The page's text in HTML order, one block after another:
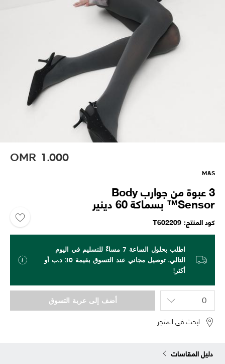
OMR 1.000
M&S
3 عبوة من جوارب Body
Sensor™ بسماكة 60 دينير
كود المنتج T602209
اطلب بحلول الساعة 7 مساءً للتسليم في اليوم
التالي. توصيل مجاني عند التسوق بقيمة 30 د.ب أو
أكثر!
أضف إلى عربة التسوق
ابحث في المتجر
دليل المقاسات